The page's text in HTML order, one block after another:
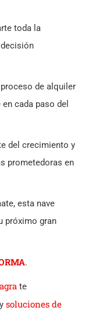
toda la
de alquiler
cada paso del
del crecimiento y
prometedoras en
esta nave
próximo gran
.
te
y soluciones de